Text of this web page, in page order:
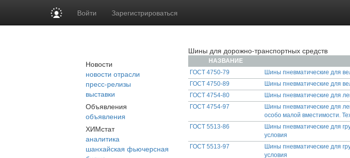
Войти Зарегистрироваться
Новости
новости отрасли
пресс-релизы
выставки
Объявления
объявления
ХИМстат
аналитика
шанхайская фьючерсная
Шины для дорожно-транспортных средств
НАЗВАНИЕ
ГОСТ 4750-79
Шины пневматические для
ГОСТ 4750-89
Шины пневматические для
ГОСТ 4754-80
Шины пневматические для
ГОСТ 4754-97
Шины пневматические для
особо малой вместимости.
ГОСТ 5513-86
Шины пневматические для
условия
ГОСТ 5513-97
Шины пневматические для
условия